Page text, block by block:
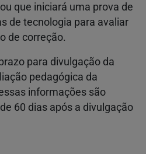
que iniciará uma prova de
de tecnologia para avaliar
de correção.
para divulgação da
pedagógica da
informações são
60 dias após a divulgação